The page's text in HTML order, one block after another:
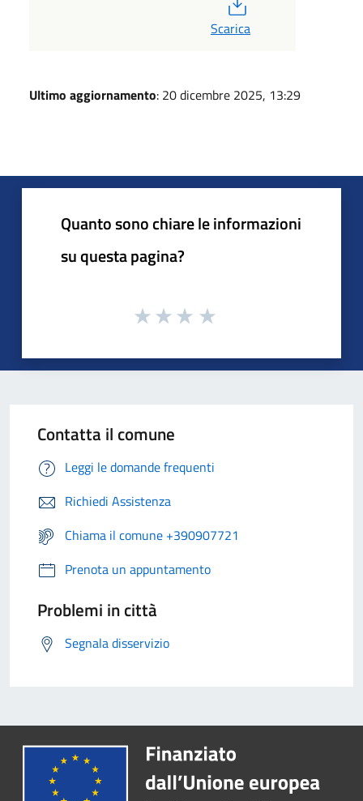
Scarica
Ultimo aggiornamento: 20 dicembre 2025, 13:29
Quanto sono chiare le informazioni
su questa pagina?
Contatta il comune
Leggi le domande frequenti
Richiedi Assistenza
Chiama il comune +390907721
Prenota un appuntamento
Problemi in città
Segnala disservizio